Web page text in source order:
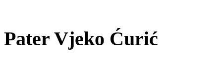
Pater Vjeko Ćurić